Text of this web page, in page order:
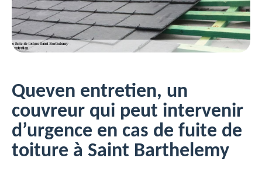
Queven entretien, un
couvreur qui peut intervenir
d’urgence en cas de fuite de
toiture à Saint Barthelemy